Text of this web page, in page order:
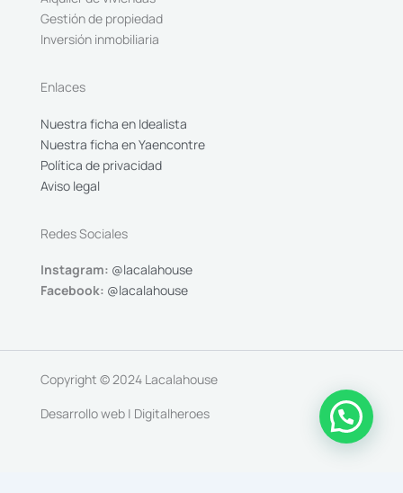
Gestión de propiedad
Inversión inmobiliaria
Enlaces
Nuestra ficha en Idealista
Nuestra ficha en Yaencontre
Política de privacidad
Aviso legal
Redes Sociales
Instagram: @lacalahouse
Facebook: @lacalahouse
Copyright © 2024 Lacalahouse
Desarrollo web | Digitalheroes